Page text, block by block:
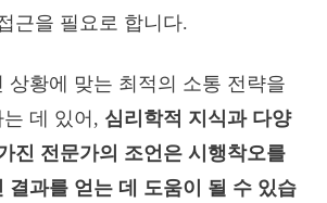
근을 필요로 합니다.
상황에 맞는 최적의 소통 전략을
데 있어, 심리학적 지식과 다양
진 전문가의 조언은 시행착오를
결과를 얻는 데 도움이 될 수 있습